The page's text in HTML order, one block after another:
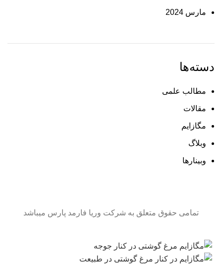
مارس 2024
دسته‌ها
مطالب علمی
مقالات
مگازایم
وبلاگ
وبینارها
تمامی حقوق متعلق به شرکت وریا فارمد پارس میباشد